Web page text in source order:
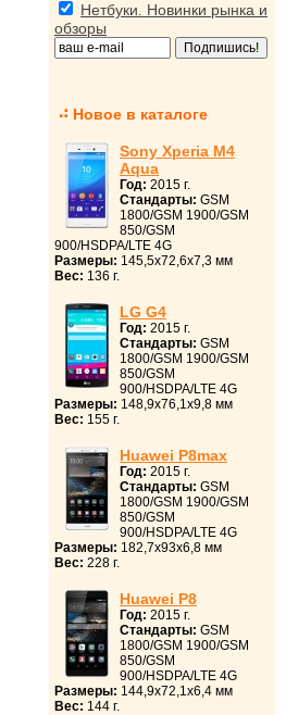
Нетбуки. Новинки рынка и
обзоры
Новое в каталоге
Sony Xperia M4
Aqua
Год: 2015 г.
Стандарты: GSM
1800/GSM 1900/GSM
850/GSM
900/HSDPA/LTE 4G
Размеры: 145,5x72,6x7,3 мм
Вес: 136 г.
LG G4
Год: 2015 г.
Стандарты: GSM
1800/GSM 1900/GSM
850/GSM
900/HSDPA/LTE 4G
Размеры: 148,9x76,1x9,8 мм
Вес: 155 г.
Huawei P8max
Год: 2015 г.
Стандарты: GSM
1800/GSM 1900/GSM
850/GSM
900/HSDPA/LTE 4G
Размеры: 182,7x93x6,8 мм
Вес: 228 г.
Huawei P8
Год: 2015 г.
Стандарты: GSM
1800/GSM 1900/GSM
850/GSM
900/HSDPA/LTE 4G
Размеры: 144,9x72,1x6,4 мм
Вес: 144 г.